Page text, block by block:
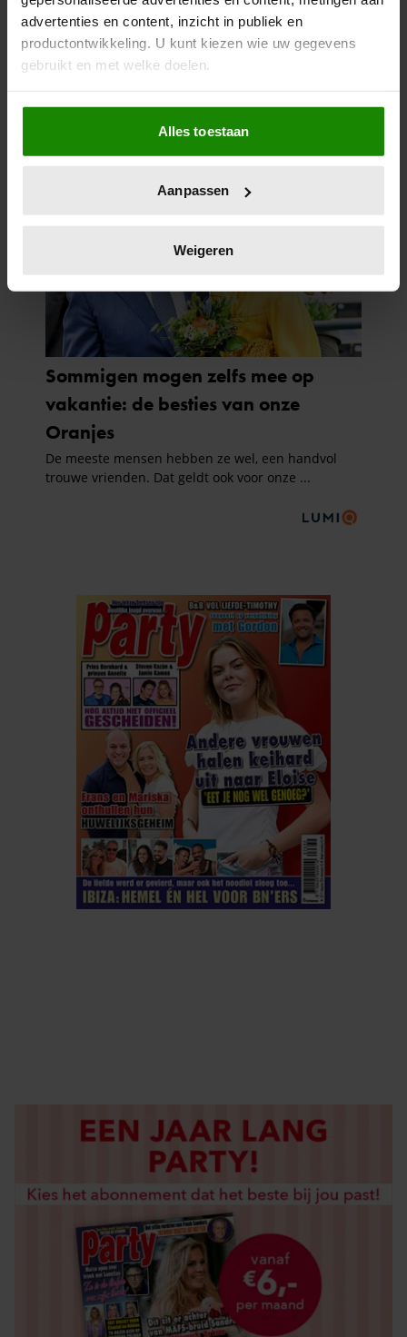
advertenties en content, inzicht in publiek en
productontwikkeling. U kunt kiezen wie uw gegevens
gebruikt en met welke doelen.
Als u het toestaat, willen we ook graag:
Informatie verzamelen over uw geografische
locatie, die tot een paar meter nauwkeurig kan zijn
scannen op specifieke eigenschappen (fingerprinting)
verwerkt en stel uw voorkeuren in het
intrekken in de Cookieverklaring.
We gebruiken cookies om content en advertenties te
personaliseren, om functies voor social media te bieden
en om ons websiteverkeer te analyseren. Ook delen we
informatie over uw gebruik van onze site met onze
partners kunnen deze gegevens combineren met andere
informatie die u aan ze heeft verstrekt of die ze hebben
verzameld op basis van uw gebruik van hun services. U
gaat akkoord met onze cookies als u onze website blijft
Alles toestaan
Aanpassen
Weigeren